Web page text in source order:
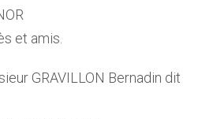
et amis.
GRAVILLON Bernadin dit